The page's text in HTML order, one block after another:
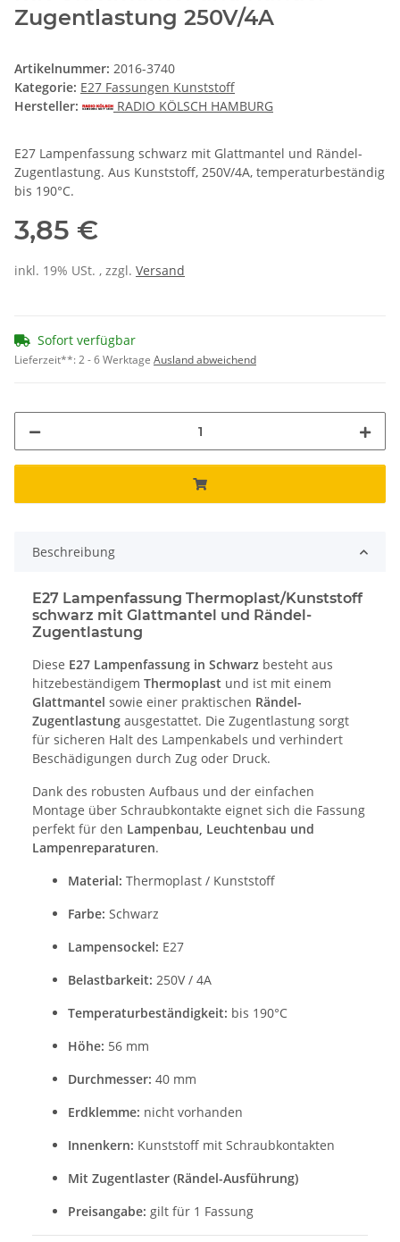
Zugentlastung 250V/4A
Artikelnummer: 2016-3740
Kategorie: E27 Fassungen Kunststoff
Hersteller:
RADIO KÖLSCH HAMBURG
E27 Lampenfassung schwarz mit Glattmantel und Rändel-
Zugentlastung. Aus Kunststoff, 250V/4A, temperaturbeständig
bis 190°C.
3,85 €
inkl. 19% USt. , zzgl. Versand
Sofort verfügbar
Lieferzeit**:2 - 6 Werktage Ausland abweichend
Beschreibung
E27 Lampenfassung Thermoplast/Kunststoff
schwarz mit Glattmantel und Rändel-
Zugentlastung
Diese E27 Lampenfassung in Schwarz besteht aus
hitzebeständigem Thermoplast und ist mit einem
Glattmantel sowie einer praktischen Rändel-
Zugentlastung ausgestattet. Die Zugentlastung sorgt
für sicheren Halt des Lampenkabels und verhindert
Beschädigungen durch Zug oder Druck.
Dank des robusten Aufbaus und der einfachen
Montage über Schraubkontakte eignet sich die Fassung
perfekt für den Lampenbau, Leuchtenbau und
Lampenreparaturen.
Material: Thermoplast / Kunststoff
Farbe: Schwarz
Lampensockel: E27
Belastbarkeit: 250V / 4A
Temperaturbeständigkeit: bis 190°C
Höhe: 56 mm
Durchmesser: 40 mm
Erdklemme: nicht vorhanden
Innenkern: Kunststoff mit Schraubkontakten
Mit Zugentlaster (Rändel-Ausführung)
Preisangabe: gilt für 1 Fassung